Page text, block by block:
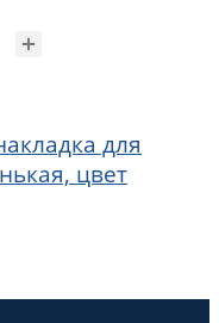
для
цвет